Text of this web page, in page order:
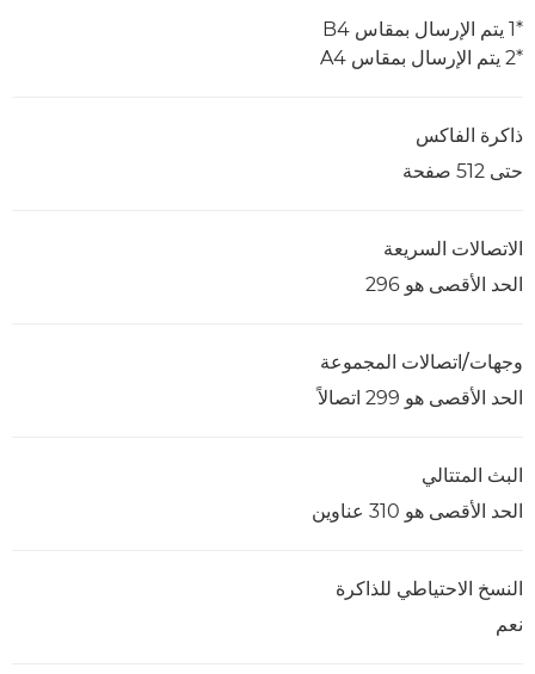
*1 يتم الإرسال بمقاس B4
*2 يتم الإرسال بمقاس A4
ذاكرة الفاكس
حتى 512 صفحة
الاتصالات السريعة
الحد الأقصى هو 296
وجهات/اتصالات المجموعة
الحد الأقصى هو 299 اتصالاً
البث المتتالي
الحد الأقصى هو 310 عناوين
النسخ الاحتياطي للذاكرة
نعم